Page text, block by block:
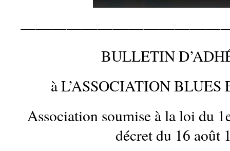
BULLETIN
à L’ASSOCIATION BLUES
Association soumise à la loi du
décret du 16 août